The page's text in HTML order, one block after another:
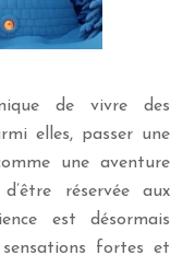
de vivre des
elles, passer une
une aventure
réservée aux
est désormais
fortes et